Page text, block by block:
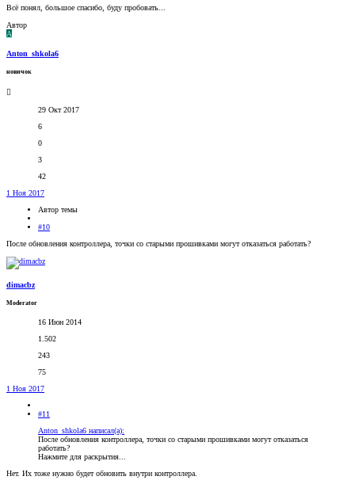
Всё понял, большое спасибо, буду пробовать...
Автор
A
Anton_shkola6
новичок
29 Окт 2017
6
0
3
42
1 Ноя 2017
Автор темы
#10
После обновления контроллера, точки со старыми прошивками могут отказаться работать?
dimacbz
Moderator
16 Июн 2014
1.502
243
75
1 Ноя 2017
#11
Anton_shkola6 написал(а):
После обновления контроллера, точки со старыми прошивками могут отказаться
работать?
Нажмите для раскрытия...
Нет. Их тоже нужно будет обновить внутри контроллера.